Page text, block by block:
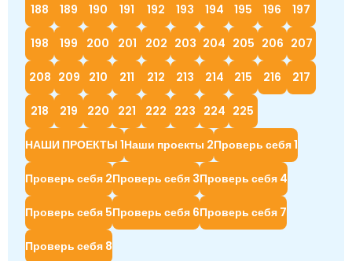
188 189 190 191 192 193 194 195 196 197
198 199 200 201 202 203 204 205 206 207
208 209 210 211 212 213 214 215 216 217
218 219 220 221 222 223 224 225
НАШИ ПРОЕКТЫ 1Наши проекты 2Проверь себя 1
Проверь себя 2Проверь себя 3Проверь себя 4
Проверь себя 5Проверь себя 6Проверь себя 7
Проверь себя 8